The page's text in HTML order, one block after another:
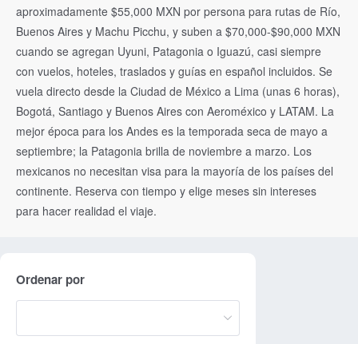
aproximadamente $55,000 MXN por persona para rutas de Río,
Buenos Aires y Machu Picchu, y suben a $70,000-$90,000 MXN
cuando se agregan Uyuni, Patagonia o Iguazú, casi siempre
con vuelos, hoteles, traslados y guías en español incluidos. Se
vuela directo desde la Ciudad de México a Lima (unas 6 horas),
Bogotá, Santiago y Buenos Aires con Aeroméxico y LATAM. La
mejor época para los Andes es la temporada seca de mayo a
septiembre; la Patagonia brilla de noviembre a marzo. Los
mexicanos no necesitan visa para la mayoría de los países del
continente. Reserva con tiempo y elige meses sin intereses
para hacer realidad el viaje.
Ordenar por